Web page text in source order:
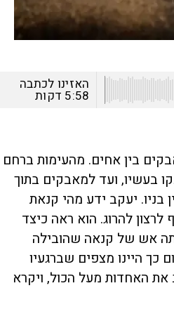
האזינו לכתבה
5:58 דקות
בין אחים. מהעימות ברחם
בעשיו, ועד למאבקים בתוך
בניו. יעקב ידע מהי קנאת
להרוג. הוא ראה כיצד
אש של קנאה שהובילה
היינו מצפים שברגעיו
את האחדות מעל הכול, ויקרא